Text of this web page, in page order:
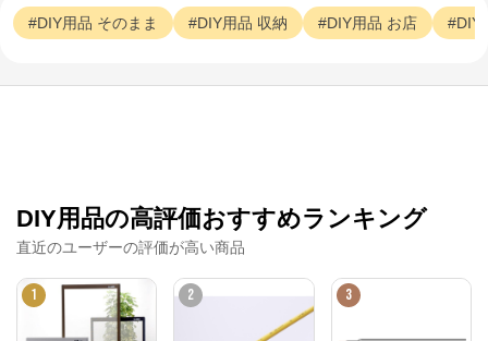
DIY用品 そのまま DIY用品 収納 DIY用品 お店 DIY
DIY用品の高評価おすすめランキング
直近のユーザーの評価が高い商品
1 2 3
ロイモール
「ロイモール」は、大和ハウスグループ・ロイヤルホ
ームセンターが運営するオンラインストアです。